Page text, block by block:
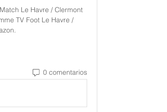
Le Havre / Clermont
TV Foot Le Havre /
0 comentarios